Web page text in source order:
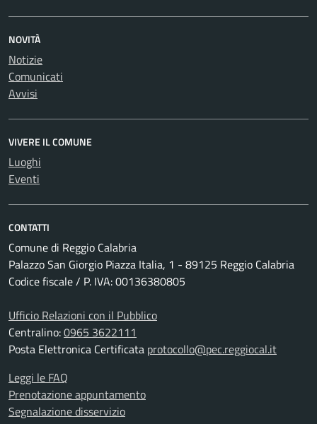
NOVITÀ
Notizie
Comunicati
Avvisi
VIVERE IL COMUNE
Luoghi
Eventi
CONTATTI
Comune di Reggio Calabria
Palazzo San Giorgio Piazza Italia, 1 - 89125 Reggio Calabria
Codice fiscale / P. IVA: 00136380805
Ufficio Relazioni con il Pubblico
Centralino:0965 3622111
Posta Elettronica Certificata protocollo@pec.reggiocal.it
Leggi le FAQ
Prenotazione appuntamento
Segnalazione disservizio